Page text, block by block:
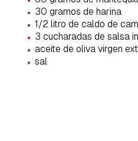
· 30 gramos de harina
· 1/2 litro de caldo de
· 3 cucharadas de salsa
· aceite de oliva virgen
· sal